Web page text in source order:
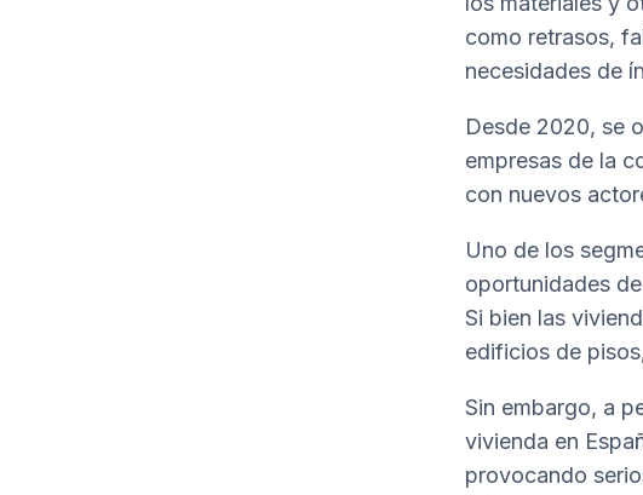
como retrasos,
necesidades de
Desde 2020, se
empresas de la
con nuevos
Uno de los
oportunidades
Si bien las
edificios de
Sin embargo, a
vivienda en
provocando